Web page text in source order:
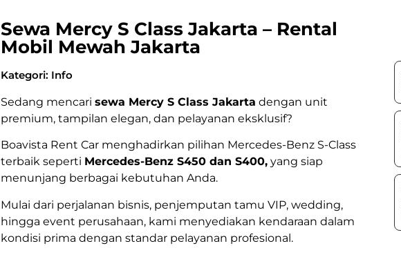
Sewa Mercy S Class Jakarta – Rental
Mobil Mewah Jakarta
Kategori: Info
Sedang mencari sewa Mercy S Class Jakarta dengan unit
premium, tampilan elegan, dan pelayanan eksklusif?
Boavista Rent Car menghadirkan pilihan Mercedes-Benz S-Class
terbaik seperti Mercedes-Benz S450 dan S400, yang siap
menunjang berbagai kebutuhan Anda.
Mulai dari perjalanan bisnis, penjemputan tamu VIP, wedding,
hingga event perusahaan, kami menyediakan kendaraan dalam
kondisi prima dengan standar pelayanan profesional.